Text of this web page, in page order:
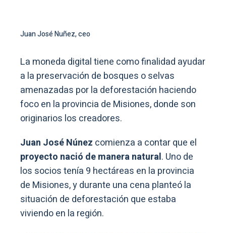
Juan José Nuñez, ceo
La moneda digitaltiene como finalidad ayudar
a la preservación de bosques o selvas
amenazadas por la deforestación haciendo
foco en la provincia de Misiones, donde son
originarios los creadores.
Juan José Núnez comienza a contar que el
proyecto nació de manera natural. Uno de
los socios tenía 9 hectáreas en la provincia
de Misiones, y durante una cena planteó la
situación de deforestación que estaba
viviendo en la región.